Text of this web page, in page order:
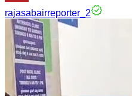
rajasabairreporter_2